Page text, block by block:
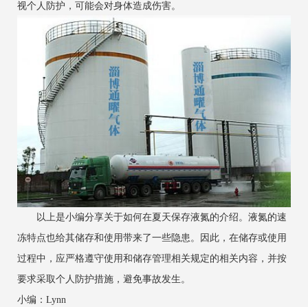
视个人防护，可能会对身体造成伤害。
以上是小编分享关于如何在夏天保存液氮的介绍。液氮的速
冻特点也给其储存和使用带来了一些隐患。因此，在储存或使用
过程中，应严格遵守使用和储存管理相关规定的相关内容，并按
要求采取个人防护措施，避免事故发生。
小编：Lynn